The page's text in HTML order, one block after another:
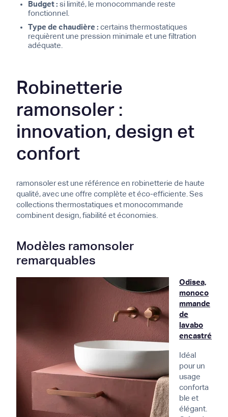
Budget : si limité, le monocommande reste
fonctionnel.
Type de chaudière : certains thermostatiques
requièrent une pression minimale et une filtration
adéquate.
Robinetterie
ramonsoler :
innovation, design et
confort
ramonsoler est une référence en robinetterie de haute
qualité, avec une offre complète et éco-efficiente. Ses
collections thermostatiques et monocommande
combinent design, fiabilité et économies.
Modèles ramonsoler
remarquables
Odisea,
monoco
mmande
de
lavabo
encastré
Idéal
pour un
usage
conforta
ble et
élégant.